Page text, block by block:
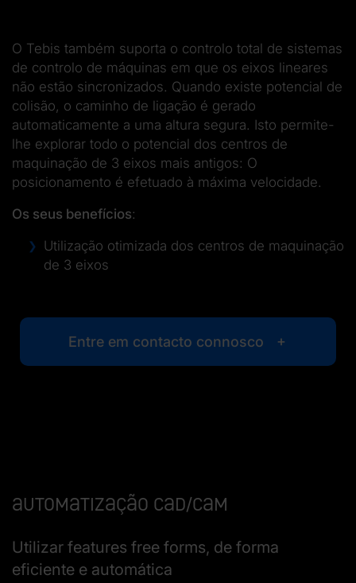
O Tebis também suporta o controlo total de sistemas
de controlo de máquinas em que os eixos lineares
não estão sincronizados. Quando existe potencial de
colisão, o caminho de ligação é gerado
automaticamente a uma altura segura. Isto permite-
lhe explorar todo o potencial dos centros de
maquinação de 3 eixos mais antigos: O
posicionamento é efetuado à máxima velocidade.
Os seus benefícios:
Utilização otimizada dos centros de maquinação
de 3 eixos
Entre em contacto connosco
Automatização CAD/CAM
Utilizar features free forms, de forma
eficiente e automática